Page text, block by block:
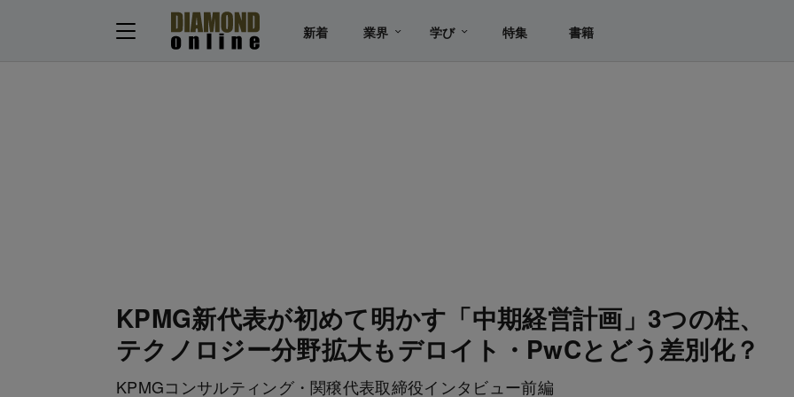
新着 業界 学び 特集 書籍
KPMG新代表が初めて明かす「中期経営計画」3つの柱、
テクノロジー分野拡大もデロイト・PwCとどう差別化？
KPMGコンサルティング・関穣代表取締役インタビュー前編